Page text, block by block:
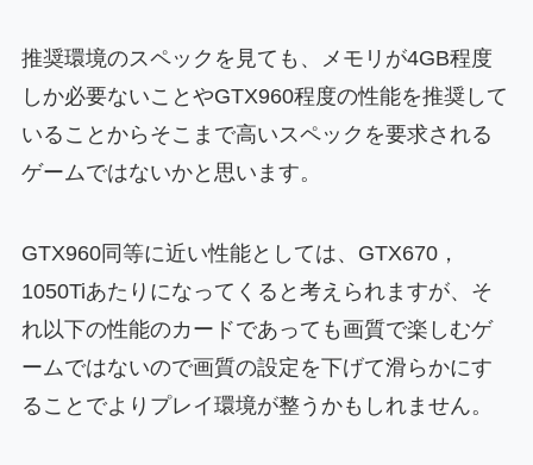
推奨環境のスペックを見ても、メモリが4GB程度
しか必要ないことやGTX960程度の性能を推奨して
いることからそこまで高いスペックを要求される
ゲームではないかと思います。
GTX960同等に近い性能としては、GTX670，
1050Tiあたりになってくると考えられますが、そ
れ以下の性能のカードであっても画質で楽しむゲ
ームではないので画質の設定を下げて滑らかにす
ることでよりプレイ環境が整うかもしれません。